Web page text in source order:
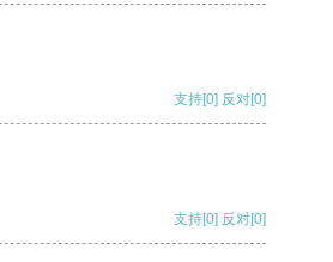
支持[0] 反对[0]
支持[0] 反对[0]